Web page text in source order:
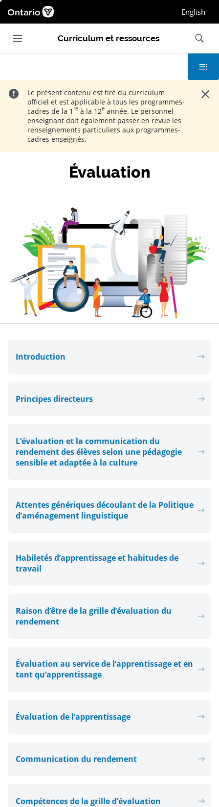
Page d'accueil Ontario.ca, Ouvrir dans une
English
Ouvrir et fermer la navigation principale
Curriculum et ressources
Table
Le présent contenu est tiré du curriculum
officiel et est applicable à tous les programmes-
cadres de la 1 re à la 12e année. Le personnel
enseignant doit également passer en revue les
renseignements particuliers aux programmes-
cadres enseignés.
Fermer
Évaluation
Introduction
Principes directeurs
L’évaluation et la communication du
rendement des élèves selon une pédagogie
sensible et adaptée à la culture
Attentes génériques découlant de la Politique
d’aménagement linguistique
Habiletés d’apprentissage et habitudes de
travail
Raison d’être de la grille d’évaluation du
rendement
Évaluation au service de l’apprentissage et en
tant qu’apprentissage
Évaluation de l’apprentissage
Communication du rendement
Compétences de la grille d’évaluation